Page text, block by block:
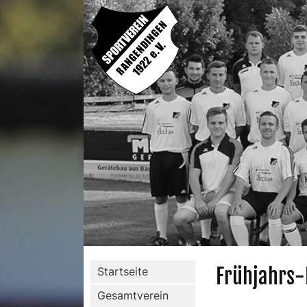
Startseite
Gesamtverein